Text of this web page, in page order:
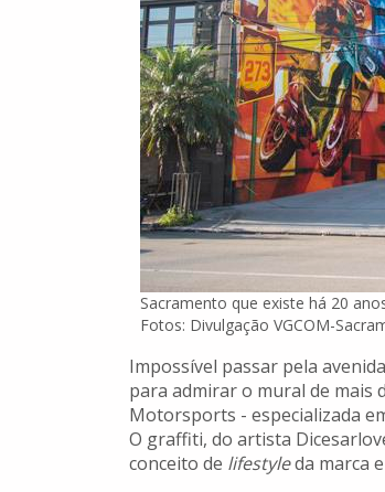
Sacramento que existe há 20
Fotos: Divulgação VGCOM-
Impossível passar pela
para admirar o mural de mais
Motorsports - especializada
O graffiti, do artista
conceito de lifestyleda marca